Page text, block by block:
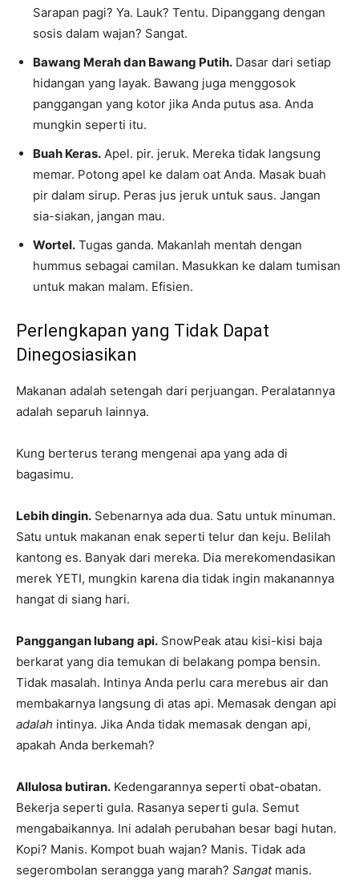
Sarapan pagi? Ya. Lauk? Tentu. Dipanggang dengan
sosis dalam wajan? Sangat.
Bawang Merah dan Bawang Putih. Dasar dari setiap
hidangan yang layak. Bawang juga menggosok
panggangan yang kotor jika Anda putus asa. Anda
mungkin seperti itu.
Buah Keras. Apel. pir. jeruk. Mereka tidak langsung
memar. Potong apel ke dalam oat Anda. Masak buah
pir dalam sirup. Peras jus jeruk untuk saus. Jangan
sia-siakan, jangan mau.
Wortel. Tugas ganda. Makanlah mentah dengan
hummus sebagai camilan. Masukkan ke dalam tumisan
untuk makan malam. Efisien.
Perlengkapan yang Tidak Dapat
Dinegosiasikan
Makanan adalah setengah dari perjuangan. Peralatannya
adalah separuh lainnya.
Kung berterus terang mengenai apa yang ada di
bagasimu.
Lebih dingin. Sebenarnya ada dua. Satu untuk minuman.
Satu untuk makanan enak seperti telur dan keju. Belilah
kantong es. Banyak dari mereka. Dia merekomendasikan
merek YETI, mungkin karena dia tidak ingin makanannya
hangat di siang hari.
Panggangan lubang api. SnowPeak atau kisi-kisi baja
berkarat yang dia temukan di belakang pompa bensin.
Tidak masalah. Intinya Anda perlu cara merebus air dan
membakarnya langsung di atas api. Memasak dengan api
adalah intinya. Jika Anda tidak memasak dengan api,
apakah Anda berkemah?
Allulosa butiran. Kedengarannya seperti obat-obatan.
Bekerja seperti gula. Rasanya seperti gula. Semut
mengabaikannya. Ini adalah perubahan besar bagi hutan.
Kopi? Manis. Kompot buah wajan? Manis. Tidak ada
segerombolan serangga yang marah? Sangatmanis.